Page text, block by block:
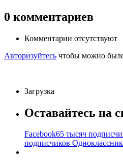
0 комментариев
Комментарии отсутствуют
Авторизуйтесь чтобы можно
Загрузка
Оставайтесь на
Facebook65 тысяч
подписчиков